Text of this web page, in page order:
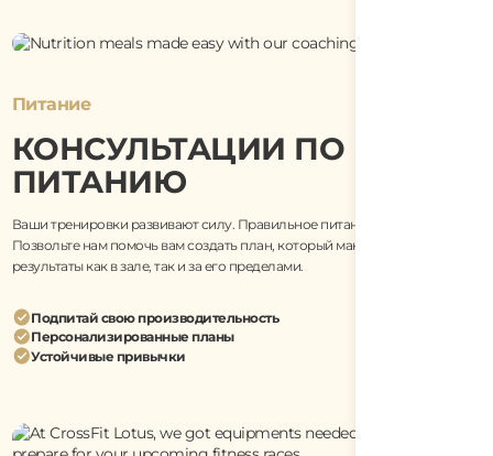
Питание
КОНСУЛЬТАЦИИ ПО
ПИТАНИЮ
Ваши тренировки развивают силу. Правильное питание подпитывает её.
Позвольте нам помочь вам создать план, который максимизирует
результаты как в зале, так и за его пределами.
Подпитай свою производительность
Персонализированные планы
Устойчивые привычки